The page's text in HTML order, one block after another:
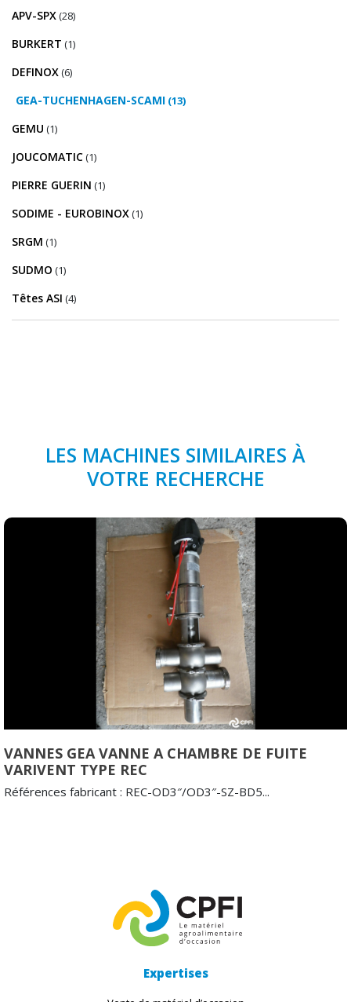
APV-SPX(28)
BURKERT (1)
DEFINOX(6)
GEA-TUCHENHAGEN-SCAMI (13)
GEMU (1)
JOUCOMATIC(1)
PIERRE GUERIN (1)
SODIME - EUROBINOX(1)
SRGM (1)
SUDMO (1)
Têtes ASI (4)
LES MACHINES SIMILAIRES À
VOTRE RECHERCHE
VANNES GEA VANNE A CHAMBRE DE FUITE
VARIVENT TYPE REC
Références fabricant : REC-OD3″/OD3″-SZ-BD5...
Expertises